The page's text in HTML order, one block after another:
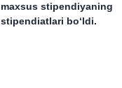
maxsus stipendiyaning
stipendiatlari bo‘ldi.